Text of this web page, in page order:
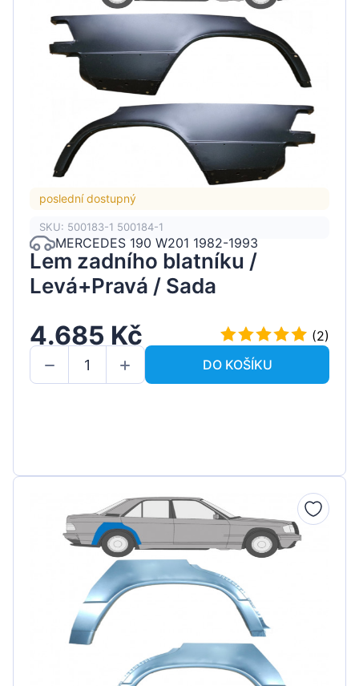
poslední dostupný
SKU: 500183-1 500184-1
MERCEDES 190 W201 1982-1993
Lem zadního blatníku /
Levá+Pravá / Sada
4.685 Kč
(2)
DO KOŠÍKU